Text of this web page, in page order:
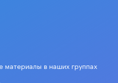
материалы в наших группах